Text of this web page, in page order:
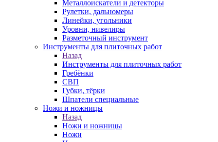
Металлоискатели и детекторы
Рулетки, дальномеры
Линейки, угольники
Уровни, нивелиры
Разметочный инструмент
Инструменты для плиточных работ
Назад
Инструменты для плиточных работ
Гребёнки
СВП
Губки, тёрки
Шпатели специальные
Ножи и ножницы
Назад
Ножи и ножницы
Ножи